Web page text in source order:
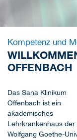
Kompetenz und
OFFENBACH
Das Sana Klinikum
Offenbach ist ein
akademisches
Lehrkrankenhaus der
Wolfgang Goethe-